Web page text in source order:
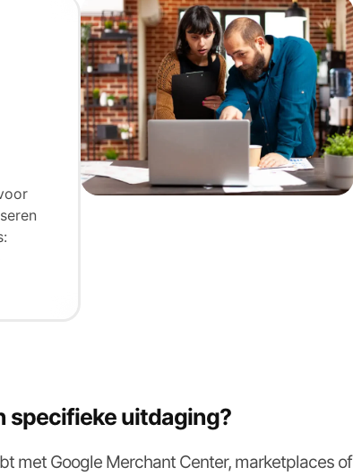
specifieke uitdaging?
met Google Merchant Center, marketplaces of